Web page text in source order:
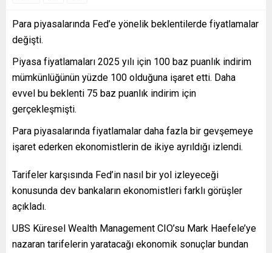
Para piyasalarında Fed’e yönelik beklentilerde fiyatlamalar
değişti.
Piyasa fiyatlamaları 2025 yılı için 100 baz puanlık indirim
mümkünlüğünün yüzde 100 olduğuna işaret etti. Daha
evvel bu beklenti 75 baz puanlık indirim için
gerçekleşmişti.
Para piyasalarında fiyatlamalar daha fazla bir gevşemeye
işaret ederken ekonomistlerin de ikiye ayrıldığı izlendi.
Tarifeler karşısında Fed’in nasıl bir yol izleyeceği
konusunda dev bankaların ekonomistleri farklı görüşler
açıkladı.
UBS Küresel Wealth Management CIO’su Mark Haefele’ye
nazaran tarifelerin yaratacağı ekonomik sonuçlar bundan